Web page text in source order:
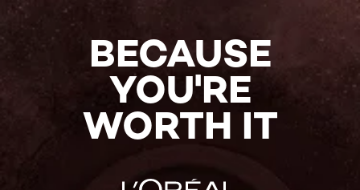
NOW
BECAUSE
YOU'RE
WORTH IT